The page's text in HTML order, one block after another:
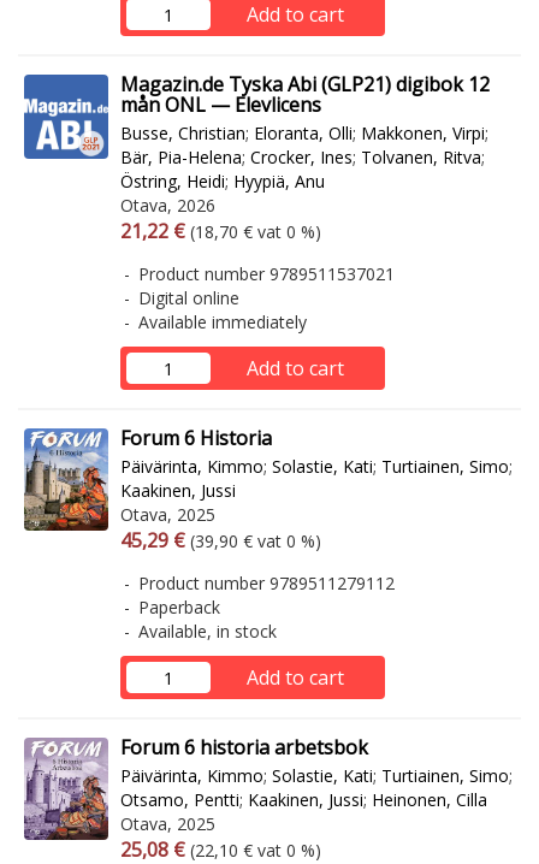
Add to cart
Magazin.de Tyska Abi (GLP21) digibok 12
mån ONL — Elevlicens
Busse, Christian; Eloranta, Olli; Makkonen, Virpi;
Bär, Pia-Helena; Crocker, Ines; Tolvanen, Ritva;
Östring, Heidi; Hyypiä, Anu
Otava, 2026
Arvonlisäverollinen hinta
21,22 € Excl. vat
(18,70 € vat 0 %)
Product number 9789511537021
Digital online
Available immediately
Add to cart
Forum 6 Historia
Päivärinta, Kimmo; Solastie, Kati; Turtiainen, Simo;
Kaakinen, Jussi
Otava, 2025
Arvonlisäverollinen hinta
45,29 € Excl. vat
(39,90 € vat 0 %)
Product number 9789511279112
Paperback
Available, in stock
Add to cart
Forum 6 historia arbetsbok
Päivärinta, Kimmo; Solastie, Kati; Turtiainen, Simo;
Otsamo, Pentti; Kaakinen, Jussi; Heinonen, Cilla
Otava, 2025
Arvonlisäverollinen hinta
25,08 € Excl. vat
(22,10 € vat 0 %)